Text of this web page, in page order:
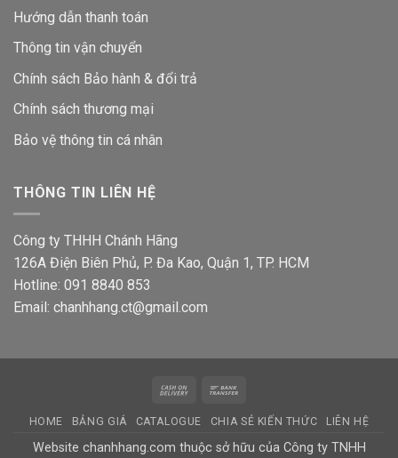
Hướng dẫn thanh toán
Thông tin vận chuyển
Chính sách Bảo hành & đổi trả
Chính sách thương mại
Bảo vệ thông tin cá nhân
THÔNG TIN LIÊN HỆ
Công ty THHH Chánh Hãng
126A Điện Biên Phủ, P. Đa Kao, Quận 1, TP. HCM
Hotline: 091 8840 853
Email: chanhhang.ct@gmail.com
Cash
Delivery
HOME BẢNG GIÁ CATALOGUE CHIA SẺ KIẾN THỨC LIÊN HỆ
Website chanhhang.com thuộc sở hữu của Công ty TNHH